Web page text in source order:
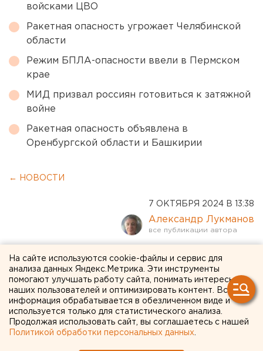
войсками ЦВО
Ракетная опасность угрожает Челябинской
области
Режим БПЛА-опасности ввели в Пермском
крае
МИД призвал россиян готовиться к затяжной
войне
Ракетная опасность объявлена в
Оренбургской области и Башкирии
← НОВОСТИ
7 ОКТЯБРЯ 2024 В 13:38
Александр Лукманов
Осужден чиновник,
получивший взятку от
главы Союза ВДВ
Екатеринбурга
На сайте используются cookie-файлы и сервис для
анализа данных Яндекс.Метрика. Эти инструменты
помогают улучшать работу сайта, понимать интересы
наших пользователей и оптимизировать контент. Вся
информация обрабатывается в обезличенном виде и
используется только для статистического анализа.
Продолжая использовать сайт, вы соглашаетесь с нашей
Политикой обработки персональных данных